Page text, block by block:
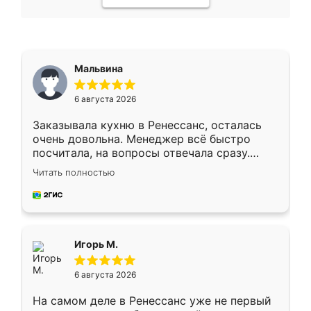
Мальвина
6 августа 2026
Заказывала кухню в Ренессанс, осталась
очень довольна. Менеджер всё быстро
посчитала, на вопросы отвечала сразу.
Замерщик приехал в субботу, подошёл к
делу со всей ответственностью. Собрали
за день, ребята работали аккуратно, даже
Читать полностью
Игорь М.
6 августа 2026
На самом деле в Ренессанс уже не первый